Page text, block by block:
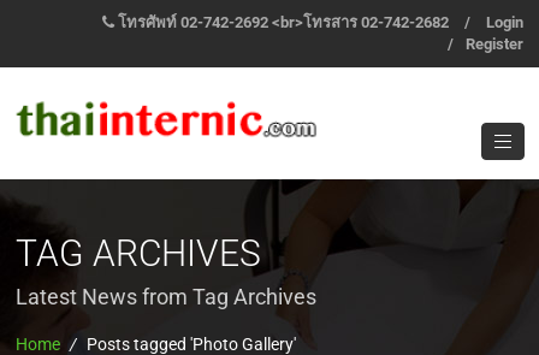
โทรศัพท์ 02-742-2692 <br>โทรสาร 02-742-2682 /
Login
/
Register
TAG ARCHIVES
Latest News from Tag Archives
Home / Posts tagged 'Photo Gallery'